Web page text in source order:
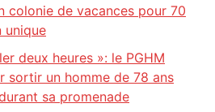
colonie de vacances pour 70
unique
deux heures »: le PGHM
sortir un homme de 78 ans
sa promenade